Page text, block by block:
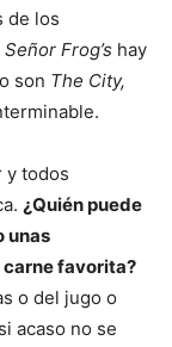
de los
Señor Frog’s hay
son The City,
y todos
¿Quién puede
unas
carne favorita?
o del jugo o
acaso no se